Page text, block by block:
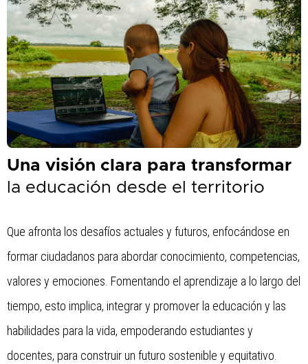
contenido.
Una visión clara para transformar
la educación desde el territorio
Que afronta los desafíos actuales y futuros, enfocándose en
formar ciudadanos para abordar conocimiento, competencias,
valores y emociones. Fomentando el aprendizaje a lo largo del
tiempo, esto implica, integrar y promover la educación y las
habilidades para la vida, empoderando estudiantes y
docentes, para construir un futuro sostenible y equitativo.